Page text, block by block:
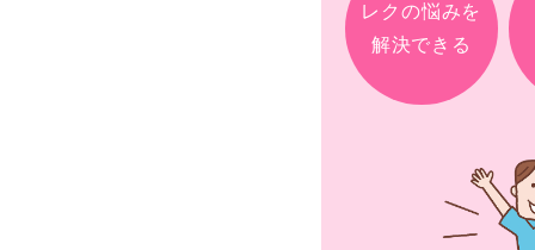
レクの悩みを
解決できる